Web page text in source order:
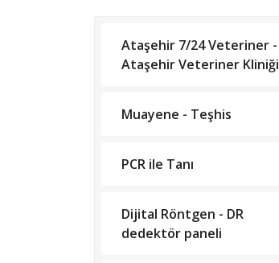
Ataşehir 7/24 Veteriner -
Ataşehir Veteriner Kliniği
Muayene - Teşhis
PCR ile Tanı
Dijital Röntgen - DR
dedektör paneli